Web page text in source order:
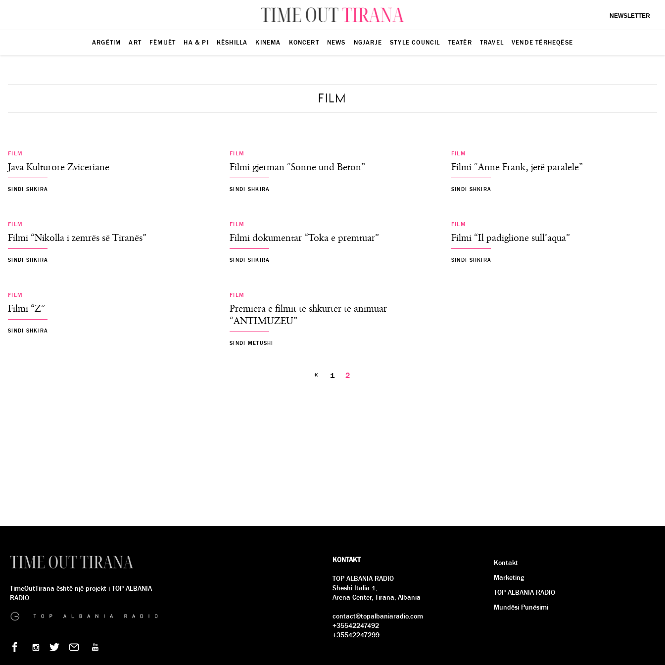
NEWSLETTER
ARGËTIM ART FËMIJËT HA & PI KËSHILLA KINEMA KONCERT NEWS NGJARJE STYLE COUNCIL TEATËR TRAVEL VENDE TËRHEQËSE
FILM
FILM
Java Kulturore Zviceriane
SINDI SHKIRA
FILM
Filmi gjerman “Sonne und Beton”
SINDI SHKIRA
FILM
Filmi “Anne Frank, jetë paralele”
SINDI SHKIRA
FILM
Filmi “Nikolla i zemrës së Tiranës”
SINDI SHKIRA
FILM
Filmi dokumentar “Toka e premtuar”
SINDI SHKIRA
FILM
Filmi “Il padiglione sull’aqua”
SINDI SHKIRA
FILM
Filmi “Z”
SINDI SHKIRA
FILM
Premiera e filmit të shkurtër të animuar
“ANTIMUZEU”
SINDI METUSHI
Posts
« 1 2
TimeOutTirana është një projekt i TOP ALBANIA
RADIO.
KONTAKT
TOP ALBANIA RADIO
Sheshi Italia 1,
Arena Center, Tirana, Albania
contact@topalbaniaradio.com
+35542247492
+35542247299
Kontakt
Marketing
TOP ALBANIA RADIO
Mundësi Punësimi